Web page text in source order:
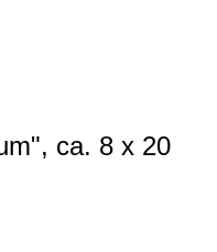
ca. 8 x 20